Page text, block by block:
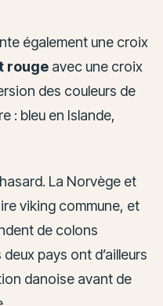
également une croix
rougeavec une croix
des couleurs de
: bleu en Islande,
La Norvège et
viking commune, et
de colons
pays ont d’ailleurs
danoise avant de